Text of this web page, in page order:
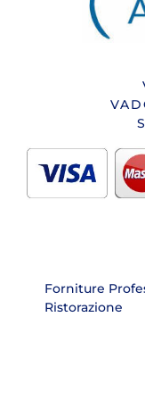
Forniture
Ristorazione